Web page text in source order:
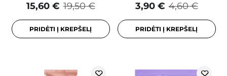
19,50 €
15,60 €
PRIDĖTI Į KREPŠELĮ
4,60 €
3,90 €
PRIDĖTI Į KREPŠELĮ